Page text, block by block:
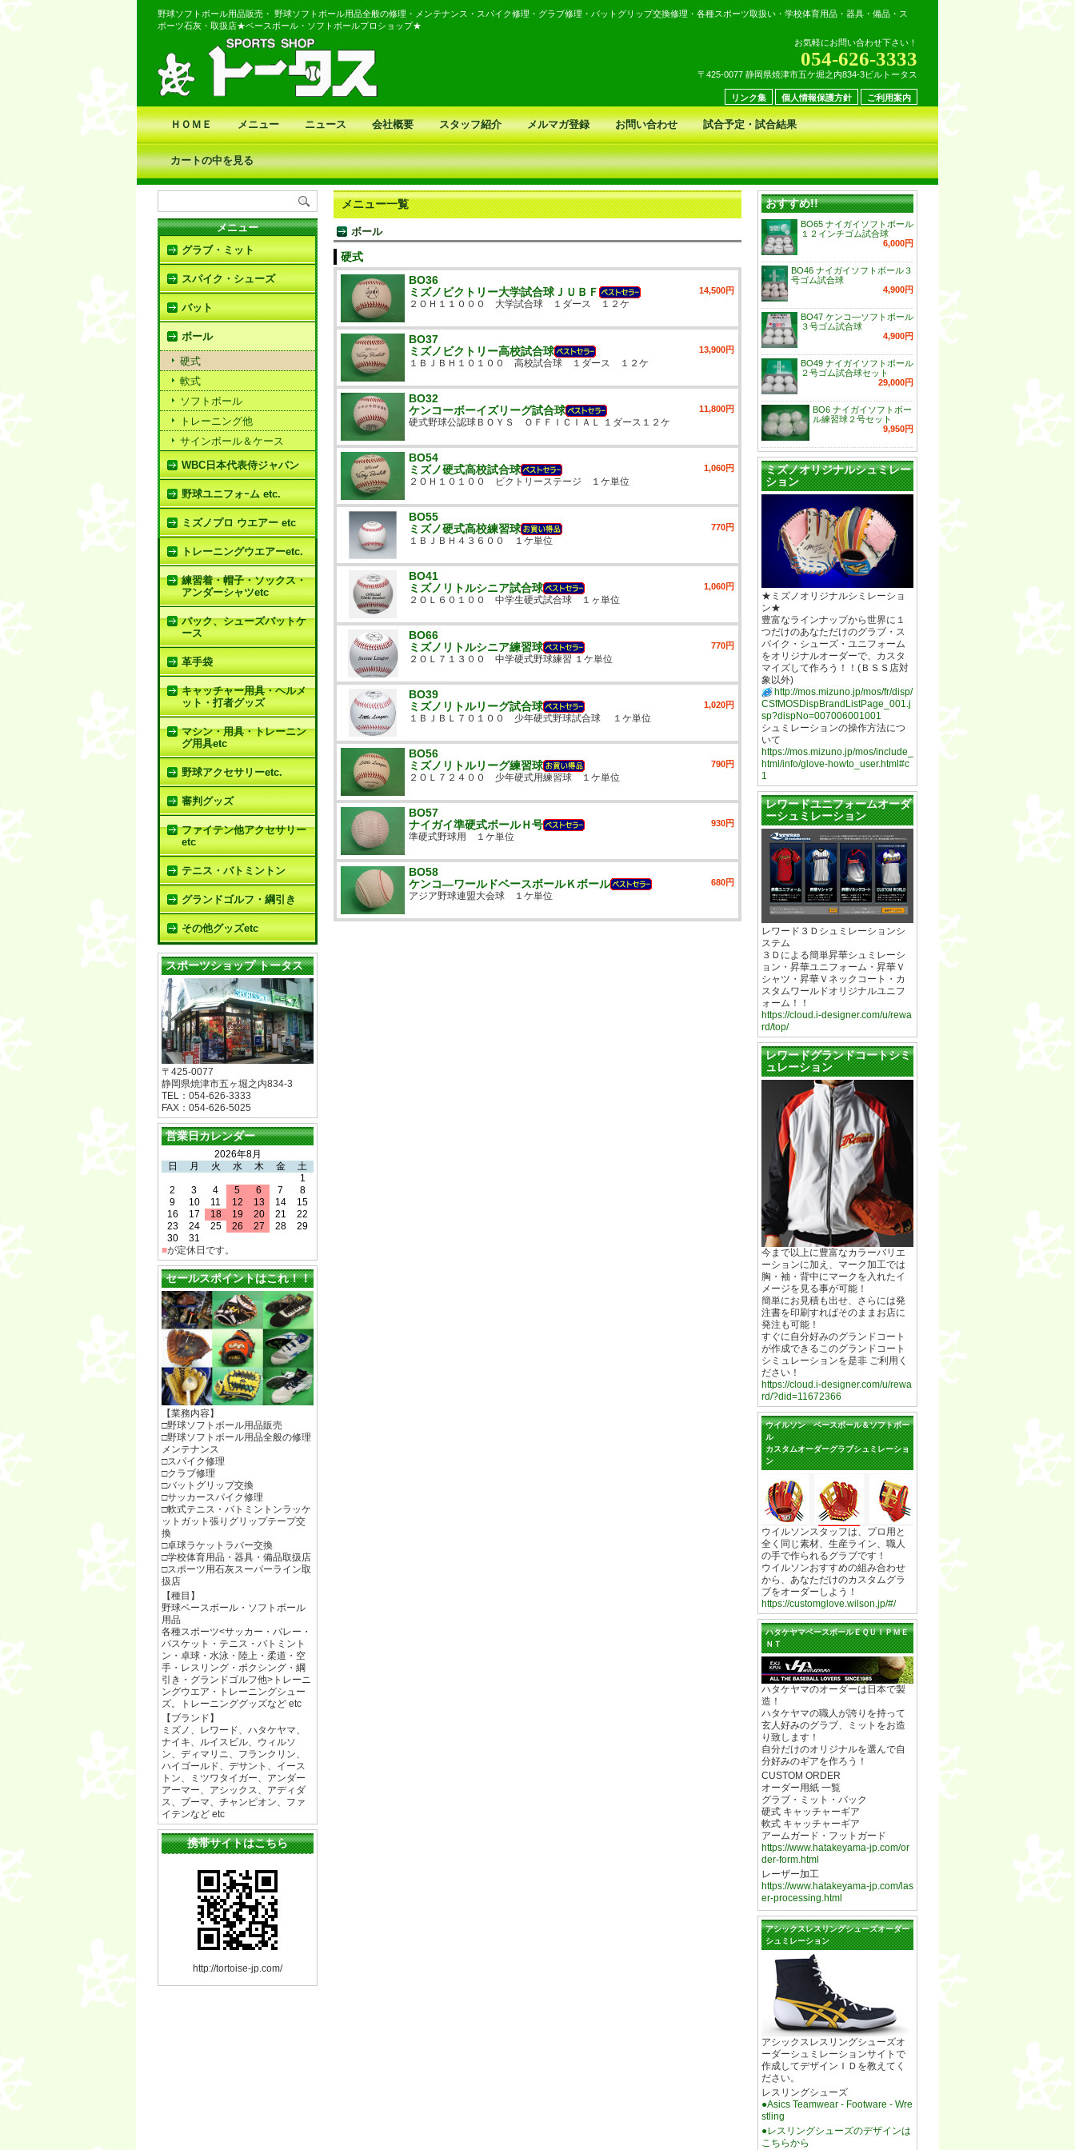
野球ソフトボール用品販売・ 野球ソフトボール用品全般の修理・メンテナンス・スパイク修理・グラブ修理・バットグリップ交換修理・各種スポーツ取扱い・学校体育用品・器具・備品・ス
ポーツ石灰・取扱店★ベースボール・ソフトボールプロショップ★
お気軽にお問い合わせ下さい！
054-626-3333
〒425-0077 静岡県焼津市五ケ堀之内834-3ビルトータス
ご利用案内
個人情報保護方針
リンク集
ＨＯＭＥ メニュー ニュース 会社概要 スタッフ紹介 メルマガ登録 お問い合わせ 試合予定・試合結果
カートの中を見る
メニュー
グラブ・ミット
スパイク・シューズ
バット
ボール
硬式
軟式
ソフトボール
トレーニング他
サインボール＆ケース
WBC日本代表侍ジャパン
野球ユニフォｰム etc.
ミズノプロ ウエアー etc
トレーニングウエアーetc.
練習着・帽子・ソックス・
アンダーシャツetc
バック、シューズバットケ
ース
革手袋
キャッチャー用具・ヘルメ
ット・打者グッズ
マシン・用具・トレーニン
グ用具etc
野球アクセサリーetc.
審判グッズ
ファイテン他アクセサリー
etc
テニス・バトミントン
グランドゴルフ・綱引き
その他グッズetc
スポーツショップ トータス
〒425-0077
静岡県焼津市五ヶ堀之内834-3
TEL：054-626-3333
FAX：054-626-5025
営業日カレンダー
2026年8月
日
月 火 水 木 金
土
1
2
3 4 5 6 7
8
9
10 11 12 13 14
15
16
17 18 19 20 21
22
23
24 25 26 27 28
29
30
31
■が定休日です。
セールスポイントはこれ！！
【業務内容】
□野球ソフトボール用品販売
□野球ソフトボール用品全般の修理
メンテナンス
□スパイク修理
□クラブ修理
□バットグリップ交換
□サッカースパイク修理
□軟式テニス・バトミントンラッケ
ットガット張りグリップテープ交
換
□卓球ラケットラバー交換
□学校体育用品・器具・備品取扱店
□スポーツ用石灰スーパーライン取
扱店
【種目】
野球ベースボール・ソフトボール
用品
各種スポーツ<サッカー・バレー・
バスケット・テニス・バトミント
ン・卓球・水泳・陸上・柔道・空
手・レスリング・ボクシング・綱
引き・グランドゴルフ他>トレーニ
ングウエア・トレーニングシュー
ズ。トレーニンググッズなど etc
【ブランド】
ミズノ、レワード、ハタケヤマ、
ナイキ、ルイスビル、ウィルソ
ン、ディマリニ、フランクリン、
ハイゴールド、デサント、イース
トン、ミツワタイガー、アンダー
アーマー、アシックス、アディダ
ス、プーマ、チャンピオン、ファ
イテンなど etc
携帯サイトはこちら
http://tortoise-jp.com/
メニュー一覧
ボール
硬式
BO36
ミズノビクトリー大学試合球ＪＵＢＦ
２ＯＨ１１０００ 大学試合球 １ダース １２ケ
14,500円
BO37
ミズノビクトリー高校試合球
１ＢＪＢＨ１０１００ 高校試合球 １ダース １２ケ
13,900円
BO32
ケンコーボーイズリーグ試合球
硬式野球公認球ＢＯＹＳ ＯＦＦＩＣＩＡＬ １ダース１２ケ
11,800円
BO54
ミズノ硬式高校試合球
２ＯＨ１０１００ ビクトリーステージ １ケ単位
1,060円
BO55
ミズノ硬式高校練習球
１ＢＪＢＨ４３６００ １ケ単位
770円
BO41
ミズノリトルシニア試合球
２ＯＬ６０１００ 中学生硬式試合球 １ヶ単位
1,060円
BO66
ミズノリトルシニア練習球
２ＯＬ７１３００ 中学硬式野球練習 １ケ単位
770円
BO39
ミズノリトルリーグ試合球
１ＢＪＢＬ７０１００ 少年硬式野球試合球 １ケ単位
1,020円
BO56
ミズノリトルリーグ練習球
２ＯＬ７２４００ 少年硬式用練習球 １ケ単位
790円
BO57
ナイガイ準硬式ボールＨ号
準硬式野球用 １ケ単位
930円
BO58
ケンコ―ワールドベースボールＫボール
アジア野球連盟大会球 １ケ単位
680円
おすすめ!!
BO65 ナイガイソフトボール
１２インチゴム試合球
6,000円
BO46 ナイガイソフトボール３
号ゴム試合球
4,900円
BO47 ケンコ―ソフトボール
３号ゴム試合球
4,900円
BO49 ナイガイソフトボール
２号ゴム試合球セット
29,000円
BO6 ナイガイソフトボー
ル練習球２号セット
9,950円
ミズノオリジナルシュミレー
ション
★ミズノオリジナルシミレーショ
ン★
豊富なラインナップから世界に１
つだけのあなただけのグラブ・ス
パイク・シューズ・ユニフォーム
をオリジナルオーダーで、カスタ
マイズして作ろう！！(ＢＳＳ店対
象以外)
http://mos.mizuno.jp/mos/fr/disp/
CSfMOSDispBrandListPage_001.j
sp?dispNo=007006001001
シュミレーションの操作方法につ
いて
https://mos.mizuno.jp/mos/include_
html/info/glove-howto_user.html#c
1
レワードユニフォームオーダ
ーシュミレーション
レワード３Ｄシュミレーションシ
ステム
３Ｄによる簡単昇華シュミレーシ
ョン・昇華ユニフォーム・昇華Ｖ
シャツ・昇華Ｖネックコート・カ
スタムワールドオリジナルユニフ
ォーム！！
https://cloud.i-designer.com/u/rewa
rd/top/
レワードグランドコートシミ
ュレーション
今まで以上に豊富なカラーバリエ
ーションに加え、マーク加工では
胸・袖・背中にマークを入れたイ
メージを見る事が可能！
簡単にお見積も出せ、さらには発
注書を印刷すればそのままお店に
発注も可能！
すぐに自分好みのグランドコート
が作成できるこのグランドコート
シミュレーションを是非 ご利用く
ださい！
https://cloud.i-designer.com/u/rewa
rd/?did=11672366
ウイルソン ベースボール＆ソフトボー
ル
カスタムオーダーグラブシュミレーショ
ン
ウイルソンスタッフは、プロ用と
全く同じ素材、生産ライン、職人
の手で作られるグラブです！
ウイルソンおすすめの組み合わせ
から、あなただけのカスタムグラ
ブをオーダーしよう！
https://customglove.wilson.jp/#/
ハタケヤマベースボールＥＱＵＩＰＭＥ
ＮＴ
ハタケヤマのオーダーは日本で製
造！
ハタケヤマの職人が誇りを持って
玄人好みのグラブ、ミットをお造
り致します！
自分だけのオリジナルを選んで自
分好みのギアを作ろう！
CUSTOM ORDER
オーダー用紙 一覧
グラブ・ミット・バック
硬式 キャッチャーギア
軟式 キャッチャーギア
アームガード・フットガード
https://www.hatakeyama-jp.com/or
der-form.html
レーザー加工
https://www.hatakeyama-jp.com/las
er-processing.html
アシックスレスリングシューズオーダー
シュミレーション
アシックスレスリングシューズオ
ーダーシュミレーションサイトで
作成してデザインＩＤを教えてく
ださい。
レスリングシューズ
●Asics Teamwear - Footware - Wre
stling
●レスリングシューズのデザインは
こちらから